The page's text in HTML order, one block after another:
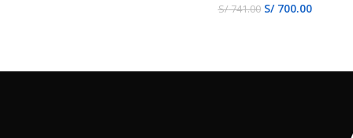
S/741.00 S/700.00